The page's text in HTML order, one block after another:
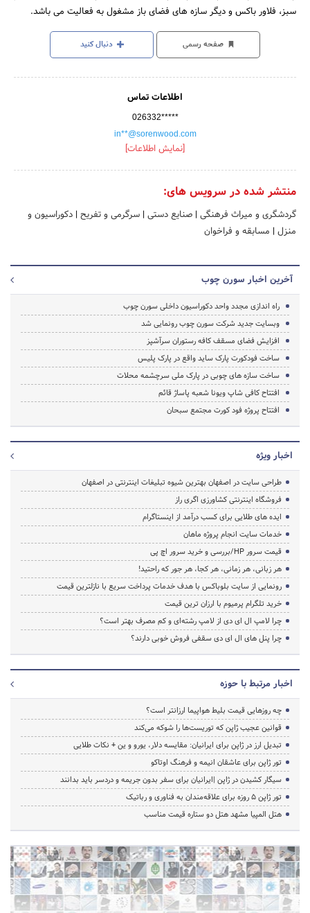
سبز، فلاور باکس و دیگر سازه های فضای باز مشغول به فعالیت می باشد.
صفحه رسمی دنبال کنید
اطلاعات تماس
026332*****
in**@sorenwood.com
[نمایش اطلاعات]
منتشر شده در سرویس های:
گردشگری و میراث فرهنگی | صنایع دستی | سرگرمی و تفریح | دکوراسیون و
منزل | مسابقه و فراخوان
آخرین اخبار سورن چوب
راه اندازی مجدد واحد دکوراسیون داخلی سورن چوب
وبسایت جدید شرکت سورن چوب رونمایی شد
افزایش فضای مسقف کافه رستوران سرآشپز
ساخت فودکورت پارک ساید واقع در پارک پلیس
ساخت سازه های چوبی در پارک ملی سرچشمه محلات
افتتاح کافی شاپ ویونا شعبه پاساژ قائم
افتتاح پروژه فود کورت مجتمع سبحان
اخبار ویژه
طراحی سایت در اصفهان بهترین شیوه تبلیغات اینترنتی در اصفهان
فروشگاه اینترنتی کشاورزی اگری راز
ایده های طلایی برای کسب درآمد از اینستاگرام
خدمات سایت انجام پروژه ماهان
قیمت سرور HP/بررسی و خرید سرور اچ پی
هر زبانی، هر زمانی، هر کجا، هر جور که راحتید!
رونمایی از سایت بلوباکس با هدف خدمات پرداخت سریع با نازلترین قیمت
خرید تلگرام پرمیوم با ارزان ترین قیمت
چرا لامپ ال ای دی از لامپ رشته‌ای و کم مصرف بهتر است؟
چرا پنل های ال ای دی سقفی فروش خوبی دارند؟
اخبار مرتبط با حوزه
چه روزهایی قیمت بلیط هواپیما ارزانتر است؟
قوانین عجیب ژاپن که توریست‌ها را شوکه می‌کند
تبدیل ارز در ژاپن برای ایرانیان: مقایسه دلار، یورو و ین + نکات طلایی
تور ژاپن برای عاشقان انیمه و فرهنگ اوتاکو
سیگار کشیدن در ژاپن |ایرانیان برای سفر بدون جریمه و دردسر باید بدانند
تور ژاپن ۵ روزه برای علاقه‌مندان به فناوری و رباتیک
هتل المپیا مشهد هتل دو ستاره قیمت مناسب